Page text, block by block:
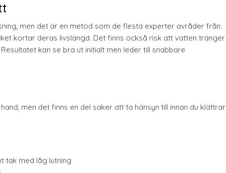
men det är en metod som de flesta experter avråder från.
kortar deras livslängd. Det finns också risk att vatten tränger
kan se bra ut initialt men leder till snabbare
men det finns en del saker att ta hänsyn till innan du klättrar
tak med låg lutning